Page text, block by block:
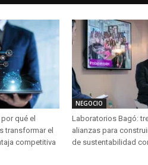
qué el
transformar el
competitiva
NEGOCIO
Laboratorios Bagó:
alianzas para
de sustentabilidad